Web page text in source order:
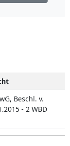
Beschl. v.
- 2 WBD